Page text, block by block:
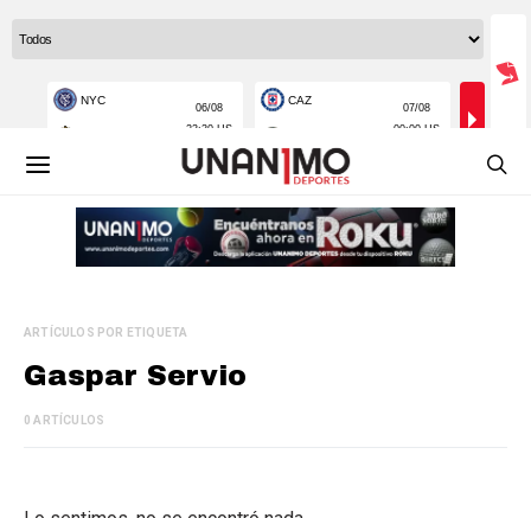
ARTÍCULOS POR ETIQUETA
Gaspar Servio
0 ARTÍCULOS